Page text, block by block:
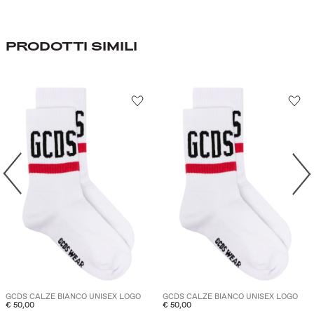
PRODOTTI SIMILI
GCDS CALZE BIANCO UNISEX LOGO
€ 50,00
GCDS CALZE BIANCO UNISEX LOGO
€ 50,00